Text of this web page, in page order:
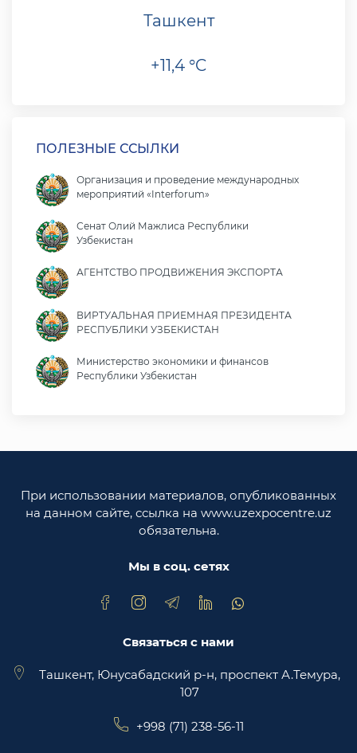
Ташкент
+11,4 °C
ПОЛЕЗНЫЕ ССЫЛКИ
Организация и проведение международных
мероприятий «Interforum»
Сенат Олий Мажлиса Республики
Узбекистан
АГЕНТСТВО ПРОДВИЖЕНИЯ ЭКСПОРТА
ВИРТУАЛЬНАЯ ПРИЕМНАЯ ПРЕЗИДЕНТА
РЕСПУБЛИКИ УЗБЕКИСТАН
Министерство экономики и финансов
Республики Узбекистан
Законодательная палата Олий Мажлиса
Министерство юстиции Республики
Узбекистан
торговая площадка Trade Uzbekistan
При использовании материалов, опубликованных
на данном сайте, ссылка на www.uzexpocentre.uz
обязательна.
Мы в соц. сетях
Связаться с нами
Ташкент, Юнусабадский р-н, проспект А.Темура,
107
+998 (71) 238-56-11